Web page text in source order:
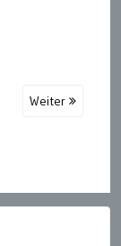
Weiter